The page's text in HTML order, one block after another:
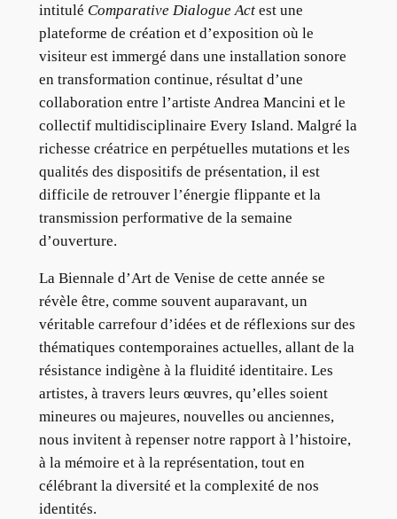
intitulé Comparative Dialogue Actest une
plateforme de création et d’exposition où le
visiteur est immergé dans une installation sonore
en transformation continue, résultat d’une
collaboration entre l’artiste Andrea Mancini et le
collectif multidisciplinaire Every Island. Malgré la
richesse créatrice en perpétuelles mutations et les
qualités des dispositifs de présentation, il est
difficile de retrouver l’énergie flippante et la
transmission performative de la semaine
d’ouverture.
La Biennale d’Art de Venise de cette année se
révèle être, comme souvent auparavant, un
véritable carrefour d’idées et de réflexions sur des
thématiques contemporaines actuelles, allant de la
résistance indigène à la fluidité identitaire. Les
artistes, à travers leurs œuvres, qu’elles soient
mineures ou majeures, nouvelles ou anciennes,
nous invitent à repenser notre rapport à l’histoire,
à la mémoire et à la représentation, tout en
célébrant la diversité et la complexité de nos
identités.